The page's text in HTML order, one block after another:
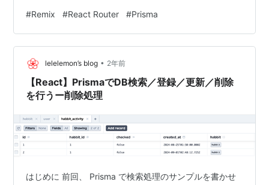
Seeding Vitest導入 vite.config.tsの設定 tsconfig.jsonの
設定 テストを書いてみる さいごに React Routerでプロ
ジェクト作成 プロジェクトの作成は以下を実行しま…
#Remix #React Router #Prisma
lelelemon’s blog • 2年前
【React】PrismaでDB検索／登録／更新／削除
を行うー削除処理
はじめに 前回、 Prisma で検索処理のサンプルを書かせ